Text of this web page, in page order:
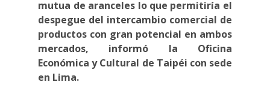
mutua de aranceles lo que permitiría el
despegue del intercambio comercial de
productos con gran potencial en ambos
mercados, informó la Oficina
Económica y Cultural de Taipéi con sede
en Lima.